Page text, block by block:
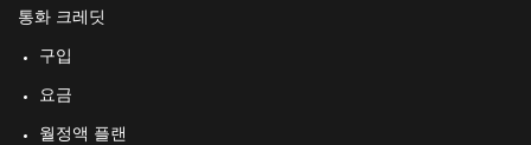
통화 크레딧
구입
요금
월정액 플랜